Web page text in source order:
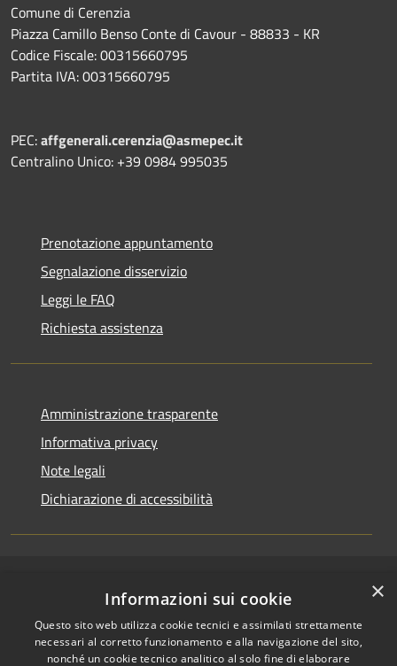
Comune di Cerenzia
Piazza Camillo Benso Conte di Cavour - 88833 - KR
Codice Fiscale: 00315660795
Partita IVA: 00315660795
PEC:affgenerali.cerenzia@asmepec.it
Centralino Unico: +39 0984 995035
Prenotazione appuntamento
Segnalazione disservizio
Leggi le FAQ
Richiesta assistenza
Amministrazione trasparente
Informativa privacy
Note legali
Dichiarazione di accessibilità
Privacy
Cookie
Copyright © 2026 • Comune di
Cerenzia • Powered by
Municipium•Accesso
redazione
×
Informazioni sui cookie
Questo sito web utilizza cookie tecnici e assimilati strettamente
necessari al corretto funzionamento e alla navigazione del sito,
nonché un cookie tecnico analitico al solo fine di elaborare